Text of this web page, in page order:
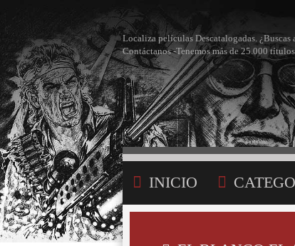
Localiza películas Descatalogadas.
Contáctanos -Tenemos más de 25.000
INICIO